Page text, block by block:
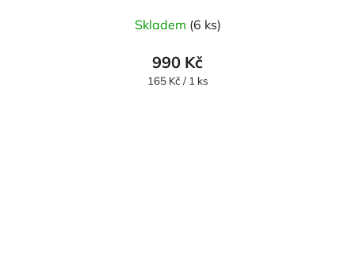
hodnocení
produktu
je
Skladem (6 ks)
990 Kč
Měrná
165 Kč / 1 ks